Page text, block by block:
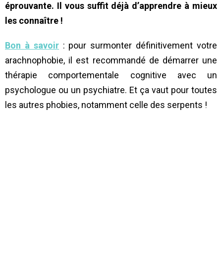
éprouvante. Il vous suffit déjà d’apprendre à mieux
les connaître !
Bon à savoir: pour surmonter définitivement votre
arachnophobie, il est recommandé de démarrer une
thérapie comportementale cognitive avec un
psychologue ou un psychiatre. Et ça vaut pour toutes
les autres phobies, notamment celle des serpents !